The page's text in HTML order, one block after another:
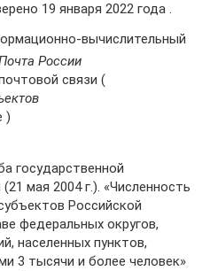
19 января 2022 года .
вычислительный
России
связи (
)
государственной
мая 2004 г.). «Численность
Российской
федеральных округов,
населенных пунктов,
3 тысячи и более человек»